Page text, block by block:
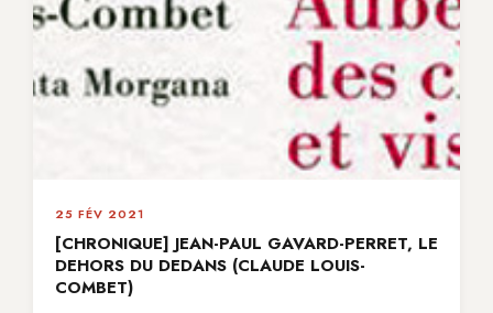
25 FÉV 2021
[CHRONIQUE] JEAN-PAUL GAVARD-PERRET, LE
DEHORS DU DEDANS (CLAUDE LOUIS-
COMBET)